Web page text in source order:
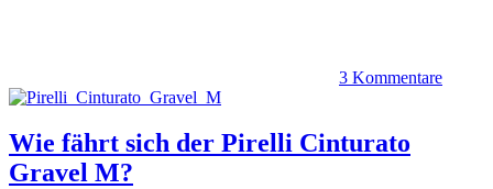
3 Kommentare
Wie fährt sich der Pirelli Cinturato
Gravel M?